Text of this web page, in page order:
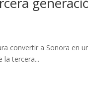
convertir a Sonora en
tercera...